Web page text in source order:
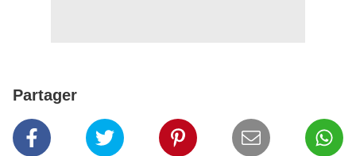
Partager